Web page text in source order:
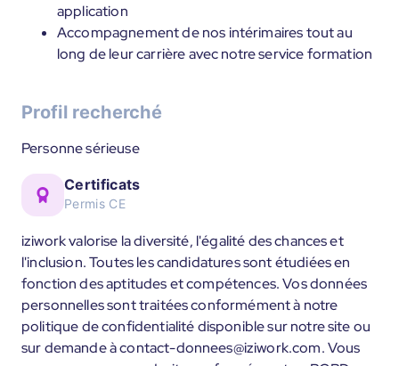
application
Accompagnement de nos intérimaires tout au
long de leur carrière avec notre service formation
Profil recherché
Personne sérieuse
Certificats
Permis CE
iziwork valorise la diversité, l'égalité des chances et
l'inclusion. Toutes les candidatures sont étudiées en
fonction des aptitudes et compétences. Vos données
personnelles sont traitées conformément à notre
politique de confidentialité disponible sur notre site ou
sur demande à contact-donnees@iziwork.com. Vous